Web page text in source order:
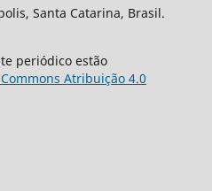
Santa Catarina, Brasil.
periódico estão
Atribuição 4.0